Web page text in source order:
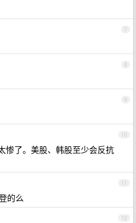
7
8
9
10
惨了。美股、韩股至少会反抗
11
的么
12